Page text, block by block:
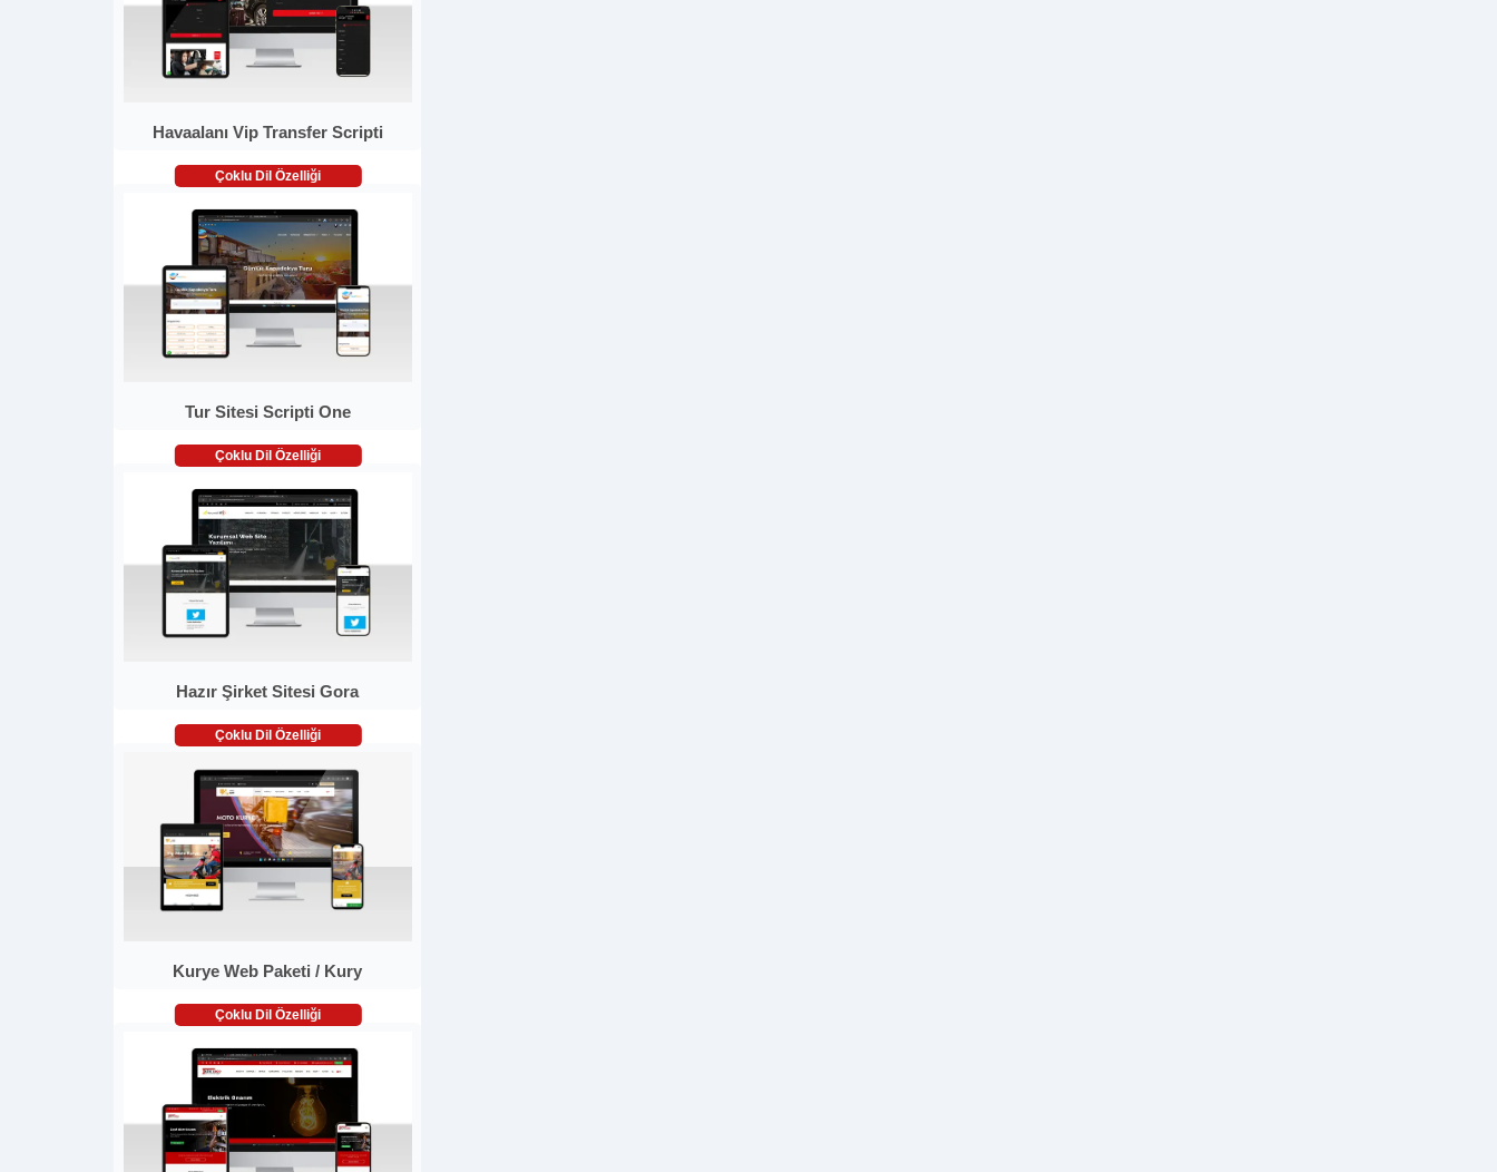
Havaalanı Vip Transfer Scripti
Çoklu Dil Özelliği
Tur Sitesi Scripti One
Çoklu Dil Özelliği
Hazır Şirket Sitesi Gora
Çoklu Dil Özelliği
Kurye Web Paketi / Kury
Çoklu Dil Özelliği